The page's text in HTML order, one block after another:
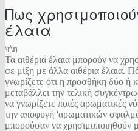
Πως
έλαια
\r\n
Τα αιθέρια έλαια μπορούν να
σε μίξη με άλλα αιθέρια έλαια.
γνωρίζετε ότι η προσθήκη δύο ή
μεταβάλλει την τελική
να γνωρίζετε ποιές αρωματικές
την αποφυγή 'αρωματικών
μπορούσαν να χρησιμοποιηθούν